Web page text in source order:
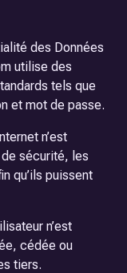
des Données
utilise des
tels que
et mot de passe.
n’est
sécurité, les
qu’ils puissent
n’est
cédée ou
tiers.